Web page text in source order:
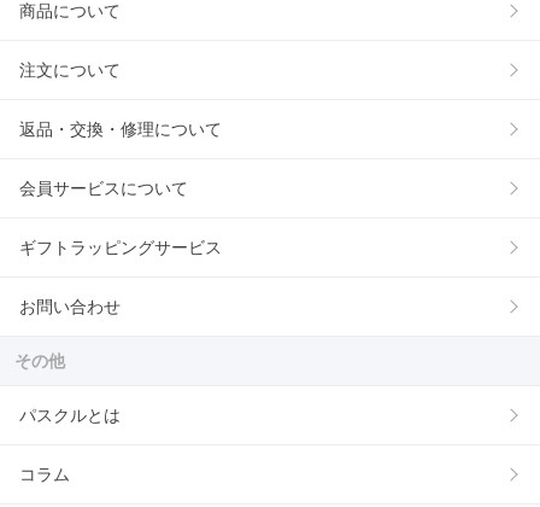
商品について
注文について
返品・交換・修理について
会員サービスについて
ギフトラッピングサービス
お問い合わせ
その他
パスクルとは
コラム